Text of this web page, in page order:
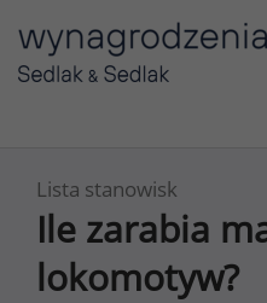
Lista stanowisk
Ile zarabia
lokomotyw?